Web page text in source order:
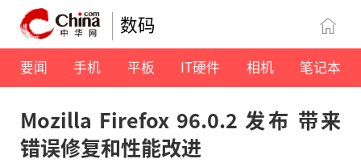
数码
要闻 手机 平板 IT硬件 相机 笔记本
Mozilla Firefox 96.0.2 发布 带来
错误修复和性能改进